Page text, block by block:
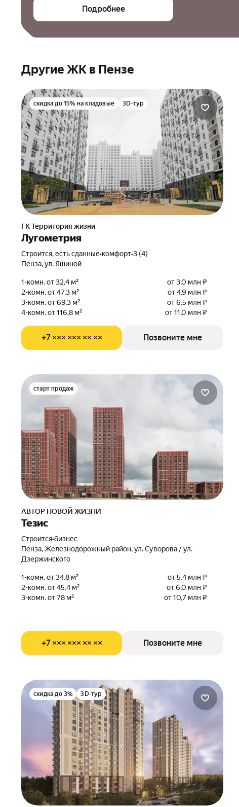
Подробнее
Другие ЖК в Пензе
скидка до 15% на кладовые 3D-тур
ГК Территория жизни
Лугометрия
Строится, есть сданные•комфорт•3 (4)
Пенза, ул. Яшиной
1-комн. от 32,4 м²
от 3,0 млн ₽
2-комн. от 47,3 м²
от 4,9 млн ₽
3-комн. от 69,3 м²
от 6,5 млн ₽
4-комн. от 116,8 м²
от 11,0 млн ₽
+7 ××× ××× ×× ×× Позвоните мне
старт продаж
АВТОР НОВОЙ ЖИЗНИ
Тезис
Строится•бизнес
Пенза, Железнодорожный район, ул. Суворова / ул.
Дзержинского
1-комн. от 34,8 м²
от 5,4 млн ₽
2-комн. от 45,4 м²
от 6,0 млн ₽
3-комн. от 78 м²
от 10,7 млн ₽
+7 ××× ××× ×× ×× Позвоните мне
скидка до 3% 3D-тур